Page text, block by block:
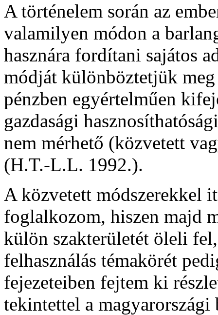
A történelem során az
valamilyen módon a
hasznára fordítani sajátos
módját különböztetjük
pénzben egyértelműen
gazdasági
nem mérhető (közvetett
(H.T.-L.L. 1992.).
A közvetett módszerekkel
foglalkozom, hiszen majd
külön szakterületét öleli
felhasználás témakörét
fejezeteiben fejtem ki
tekintettel a